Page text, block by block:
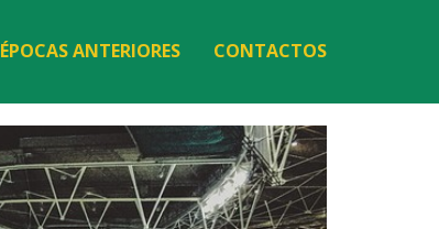
ÉPOCAS ANTERIORES CONTACTOS